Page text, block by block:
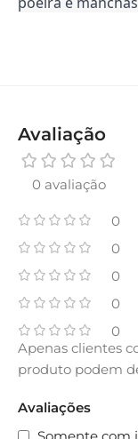
Avaliação
0 avaliação
0
0
0
0
0
Avaliações
Apenas clientes
produto podem